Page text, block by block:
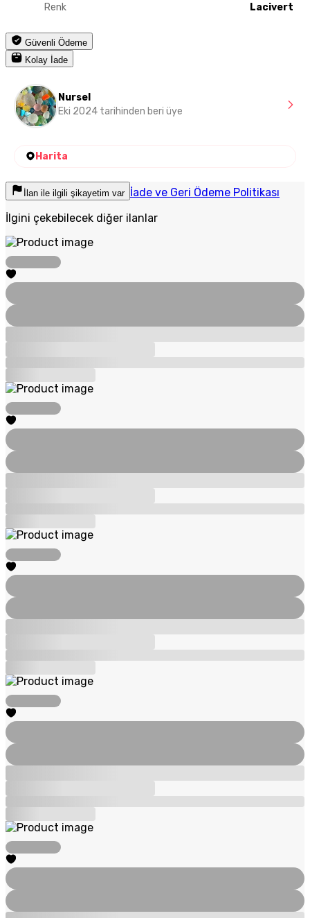
Renk Lacivert
Güvenli Ödeme
Kolay İade
Nursel
Eki 2024 tarihinden beri üye
Harita
İlan ile ilgili şikayetim var İade ve Geri Ödeme Politikası
İlgini çekebilecek diğer ilanlar